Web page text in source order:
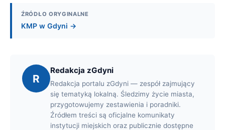
ŹRÓDŁO ORYGINALNE
KMP w Gdyni →
R
Redakcja zGdyni
Redakcja portalu zGdyni — zespół zajmujący
się tematyką lokalną. Śledzimy życie miasta,
przygotowujemy zestawienia i poradniki.
Źródłem treści są oficjalne komunikaty
instytucji miejskich oraz publicznie dostępne